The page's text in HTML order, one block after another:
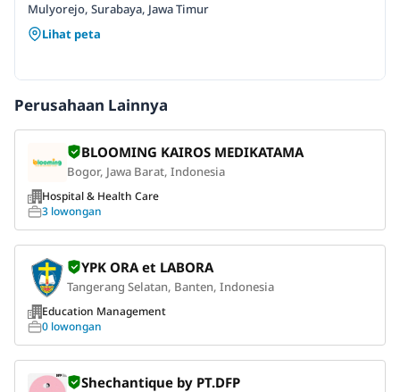
Mulyorejo, Surabaya, Jawa Timur
Lihat peta
Perusahaan Lainnya
BLOOMING KAIROS MEDIKATAMA
Bogor, Jawa Barat, Indonesia
Hospital & Health Care
3 lowongan
YPK ORA et LABORA
Tangerang Selatan, Banten, Indonesia
Education Management
0 lowongan
Shechantique by PT.DFP